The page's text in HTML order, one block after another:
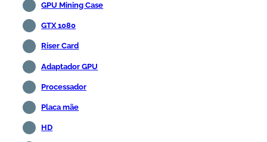
GPU Mining Case
GTX 1080
Riser Card
Adaptador GPU
Processador
Placa mãe
HD